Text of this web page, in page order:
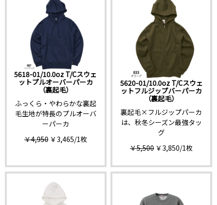
5618-01/10.0oz T/Cスウェ
ットプルオーバーパーカ
（裏起毛）
ふっくら・やわらかな裏起
毛生地が特長のプルオーバ
ーパーカ
￥4,950 ￥3,465/1枚
5620-01/10.0oz T/Cスウェ
ットフルジップバーパーカ
（裏起毛）
裏起毛×フルジップパーカ
は、秋冬シーズン最強タッ
グ
￥5,500 ￥3,850/1枚